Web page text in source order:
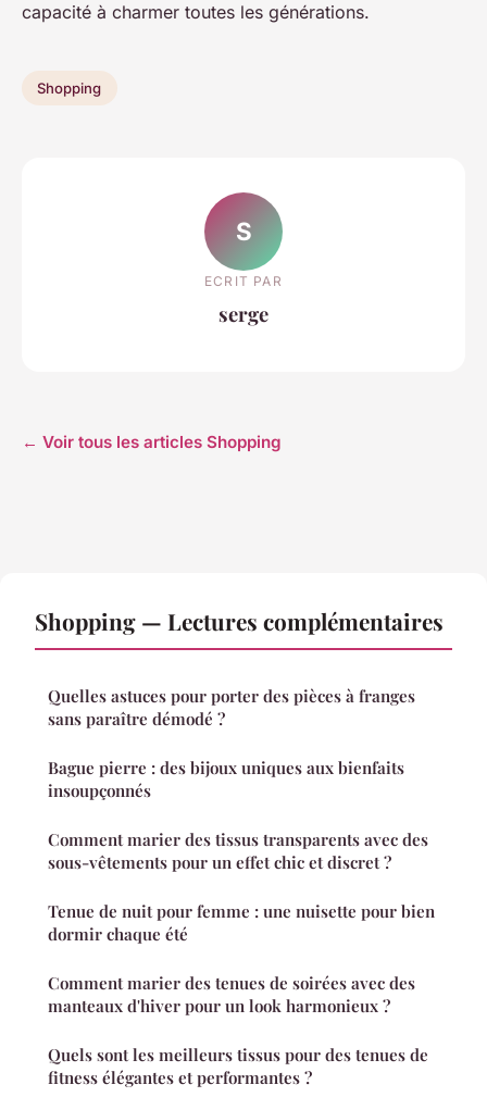
capacité à charmer toutes les générations.
Shopping
S
ECRIT PAR
serge
← Voir tous les articles Shopping
Shopping — Lectures complémentaires
Quelles astuces pour porter des pièces à franges
sans paraître démodé ?
Bague pierre : des bijoux uniques aux bienfaits
insoupçonnés
Comment marier des tissus transparents avec des
sous-vêtements pour un effet chic et discret ?
Tenue de nuit pour femme : une nuisette pour bien
dormir chaque été
Comment marier des tenues de soirées avec des
manteaux d'hiver pour un look harmonieux ?
Quels sont les meilleurs tissus pour des tenues de
fitness élégantes et performantes ?